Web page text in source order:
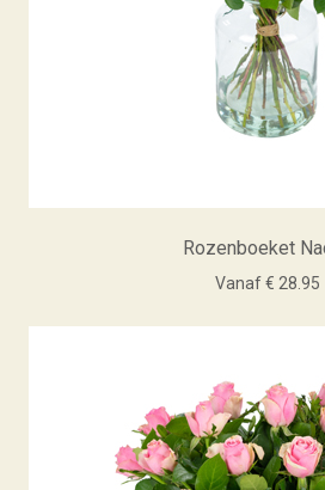
Rozenboeket
Vanaf € 28.95